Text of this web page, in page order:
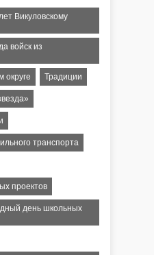
Викуловскому
войск из
округе Традиции
транспорта
проектов
день школьных